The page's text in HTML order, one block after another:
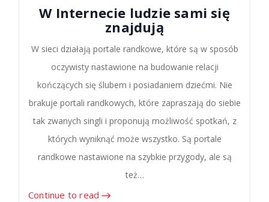
W Internecie ludzie sami się
znajdują
W sieci działają portale randkowe, które są w sposób
oczywisty nastawione na budowanie relacji
kończących się ślubem i posiadaniem dziećmi. Nie
brakuje portali randkowych, które zapraszają do siebie
tak zwanych singli i proponują możliwość spotkań, z
których wyniknąć może wszystko. Są portale
randkowe nastawione na szybkie przygody, ale są
też…
Continue to read